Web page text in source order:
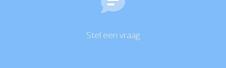
Stel een vraag